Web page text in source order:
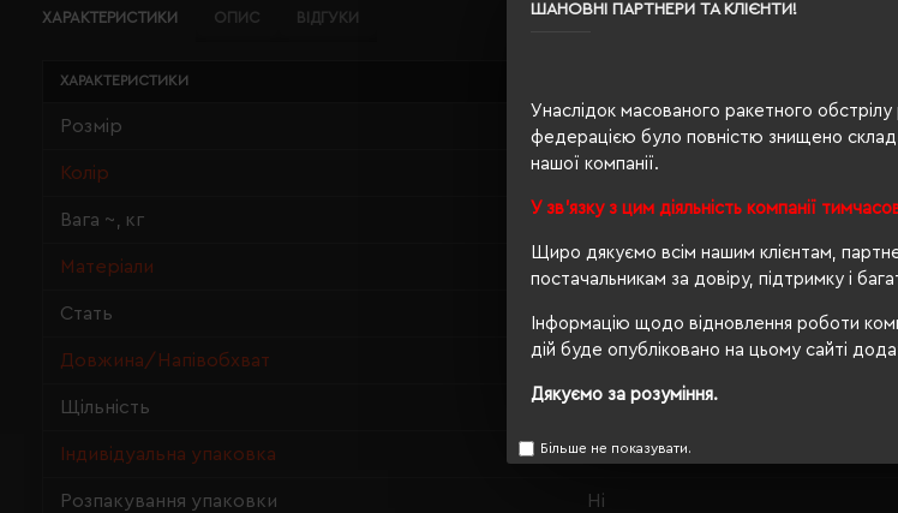
ШАНОВНІ ПАРТНЕРИ ТА КЛІЄНТИ!
Унаслідок масованого ракетного обстрілу
федерацією було повністю знищено склад
нашої компанії.
У зв'язку з цим діяльність компанії
Щиро дякуємо всім нашим клієнтам,
постачальникам за довіру, підтримку і
Інформацію щодо відновлення роботи
дій буде опубліковано на цьому сайті
Дякуємо за розуміння.
Більше не показувати.
ХАРАКТЕРИСТИКИ ОПИС ВІДГУКИ
ХАРАКТЕРИСТИКИ
Розмір
Колір пастельний
Вага ~, кг 0.168
Матеріали 100% бавовна
Стать унісекс
Довжина/Напівобхват 72/53
Щільність 190 г/м²
Індивідуальна упаковка п/е пакет
Розпакування упаковки Ні